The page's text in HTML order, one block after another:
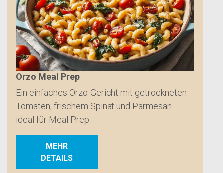
Orzo Meal Prep
Ein einfaches Orzo-Gericht mit getrockneten
Tomaten, frischem Spinat und Parmesan –
ideal für Meal Prep.
MEHR
DETAILS